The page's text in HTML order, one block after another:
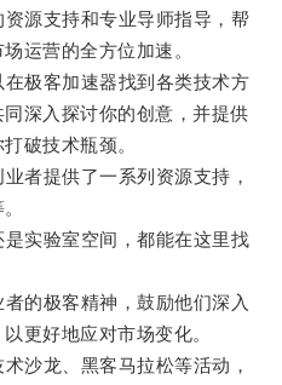
源支持和专业导师指导，帮
运营的全方位加速。
极客加速器找到各类技术方
深入探讨你的创意，并提供
破技术瓶颈。
提供了一系列资源支持，
实验室空间，都能在这里找
极客精神，鼓励他们深入
更好地应对市场变化。
龙、黑客马拉松等活动，